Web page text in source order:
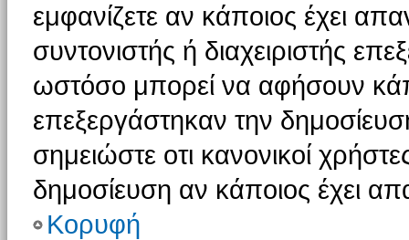
εμφανίζετε αν κάποιος έχει
συντονιστής ή διαχειριστής
ωστόσο μπορεί να αφήσουν
επεξεργάστηκαν την
σημειώστε οτι κανονικοί
δημοσίευση αν κάποιος έχει
Κορυφή